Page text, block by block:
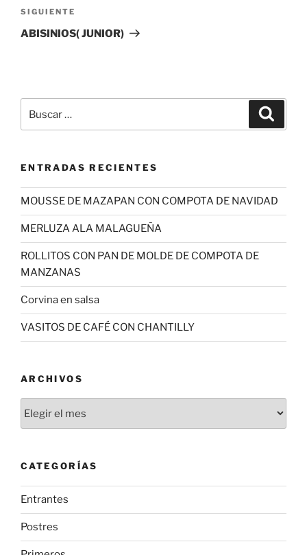
Siguiente
entrada
SIGUIENTE
ABISINIOS( JUNIOR)
por:
ENTRADAS RECIENTES
MOUSSE DE MAZAPAN CON COMPOTA DE NAVIDAD
MERLUZA ALA MALAGUEÑA
ROLLITOS CON PAN DE MOLDE DE COMPOTA DE
MANZANAS
Corvina en salsa
VASITOS DE CAFÉ CON CHANTILLY
ARCHIVOS
CATEGORÍAS
Entrantes
Postres